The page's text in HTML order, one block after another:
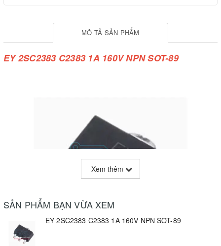
MÔ TẢ SẢN PHẨM
EY 2SC2383 C2383 1A 160V NPN SOT-89
Xem thêm
SẢN PHẨM BẠN VỪA XEM
EY 2SC2383 C2383 1A 160V NPN SOT-89